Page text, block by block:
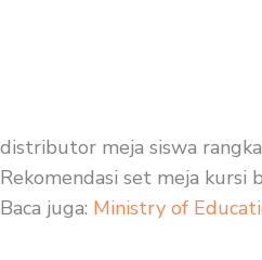
distributor meja siswa
Rekomendasi set meja kursi
Baca juga: Ministry of